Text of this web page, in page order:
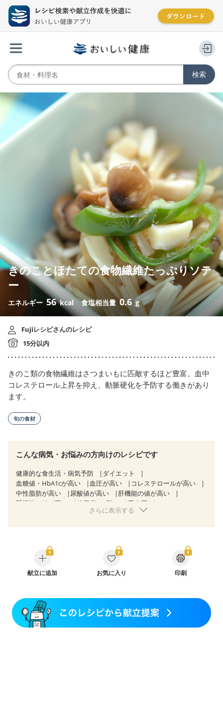
きのことほたての食物繊維たっぷりソテ
ー
エネルギー 56 kcal 食塩相当量 0.6 g
Fujiレシピさんのレシピ
15分以内
きのこ類の食物繊維はさつまいもに匹敵するほど豊富。血中
コレステロール上昇を抑え、動脈硬化を予防する働きがあり
ます。
旬の食材
こんな病気・お悩みの方向けのレシピです
健康的な食生活・病気予防
ダイエット
血糖値・HbA1cが高い
血圧が高い
コレステロールが高い
中性脂肪が高い
尿酸値が高い
肝機能の値が高い
腎機能の値が高い
糖尿病（2型）
高血圧
胃ポリープ 逆流性食道炎
CKD（ステージ１）
CKD（ステージ２）
乳がん（抗がん剤治療中）
乳がん（ホルモン療法中）
乳がん（放射線治療中）
妊婦健診・血圧が気になる（初期）
妊婦健診・血糖値が気になる（初期）
妊娠高血圧(中期)
妊娠糖尿病(初期)
さらに表示する
献立に追加 お気に入り 印刷